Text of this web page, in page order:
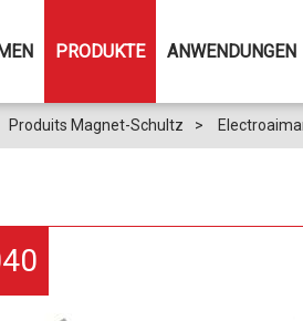
PRODUKTE ANWENDUNGEN
Produits Magnet-Schultz >